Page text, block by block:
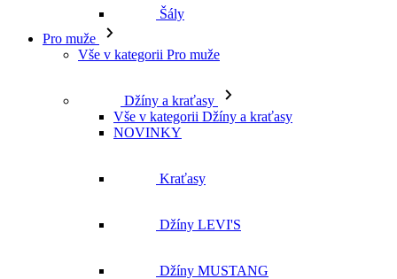
Šály
Pro muže
Vše v kategorii Pro muže
Džíny a kraťasy
Vše v kategorii Džíny a kraťasy
NOVINKY
Kraťasy
Džíny LEVI'S
Džíny MUSTANG